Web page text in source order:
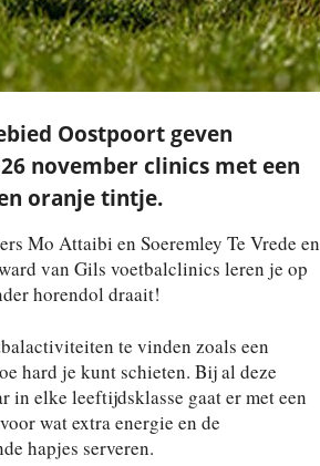
Oostpoort geven
november clinics met een
oranje tintje.
Mo Attaibi en Soeremley Te Vrede en
van Gils voetbalclinics leren je op
horendol draait!
te vinden zoals een
hard je kunt schieten. Bij al deze
in elke leeftijdsklasse gaat er met een
wat extra energie en de
hapjes serveren.